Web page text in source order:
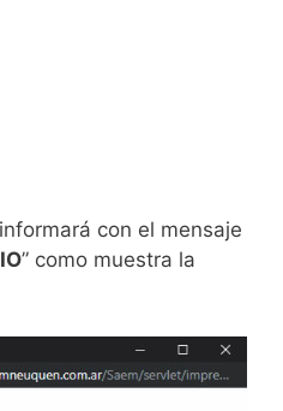
con el mensaje
” como muestra la